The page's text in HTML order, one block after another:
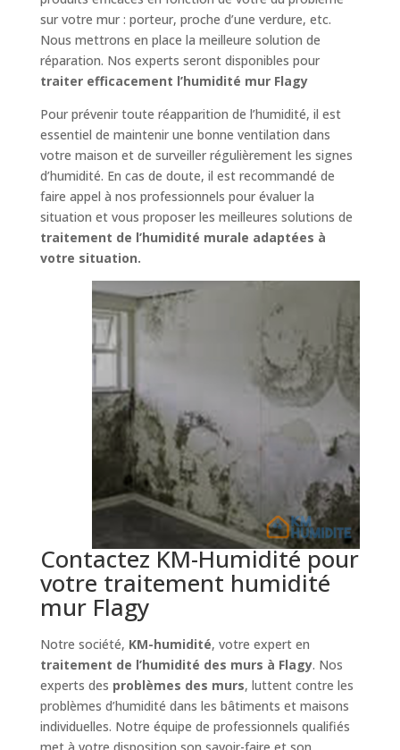
sur votre mur : porteur, proche d’une verdure, etc.
Nous mettrons en place la meilleure solution de
réparation. Nos experts seront disponibles pour
traiter efficacement l’humidité mur Flagy
Pour prévenir toute réapparition de l’humidité, il est
essentiel de maintenir une bonne ventilation dans
votre maison et de surveiller régulièrement les signes
d’humidité. En cas de doute, il est recommandé de
faire appel à nos professionnels pour évaluer la
situation et vous proposer les meilleures solutions de
traitement de l’humidité murale adaptées à
votre situation.
Contactez KM-Humidité pour
votre traitement humidité
mur Flagy
Notre société, KM-humidité, votre expert en
traitement de l’humidité des murs à Flagy. Nos
experts des problèmes des murs, luttent contre les
problèmes d’humidité dans les bâtiments et maisons
individuelles. Notre équipe de professionnels qualifiés